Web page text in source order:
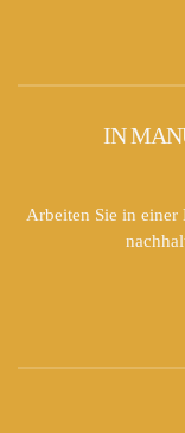
IN
Arbeiten Sie in einer